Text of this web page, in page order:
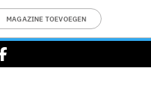
MAGAZINE TOEVOEGEN